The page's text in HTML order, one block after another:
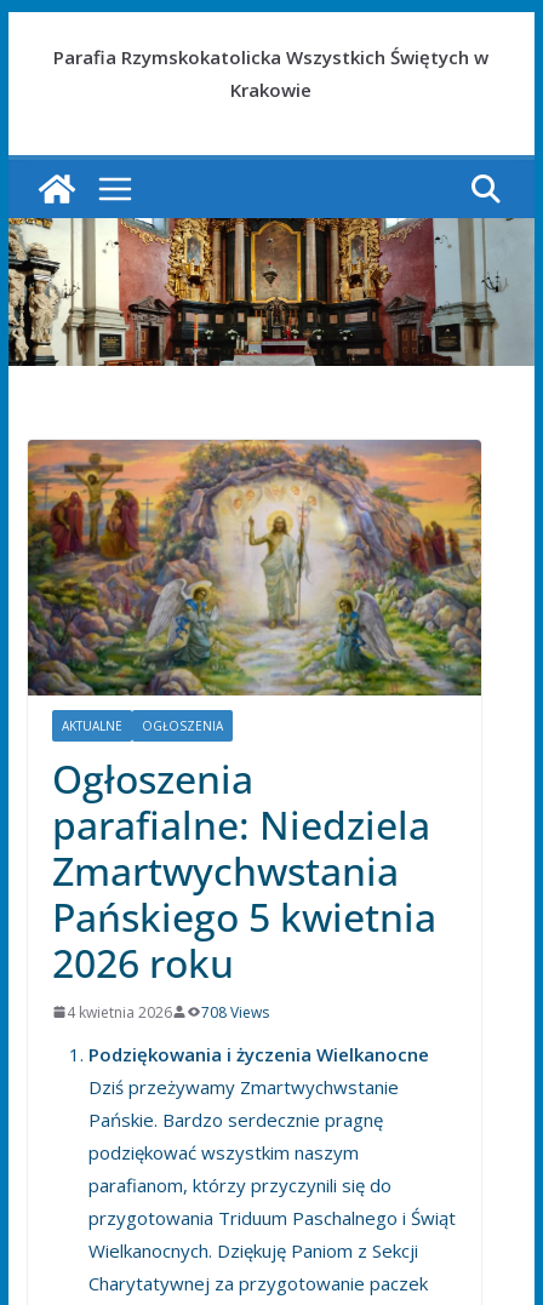
Parafia Rzymskokatolicka Wszystkich Świętych w
Krakowie
AKTUALNE OGŁOSZENIA
Ogłoszenia
parafialne: Niedziela
Zmartwychwstania
Pańskiego 5 kwietnia
2026 roku
4 kwietnia 2026 708 Views
Podziękowania i życzenia Wielkanocne
Dziś przeżywamy Zmartwychwstanie
Pańskie. Bardzo serdecznie pragnę
podziękować wszystkim naszym
parafianom, którzy przyczynili się do
przygotowania Triduum Paschalnego i Świąt
Wielkanocnych. Dziękuję Paniom z Sekcji
Charytatywnej za przygotowanie paczek